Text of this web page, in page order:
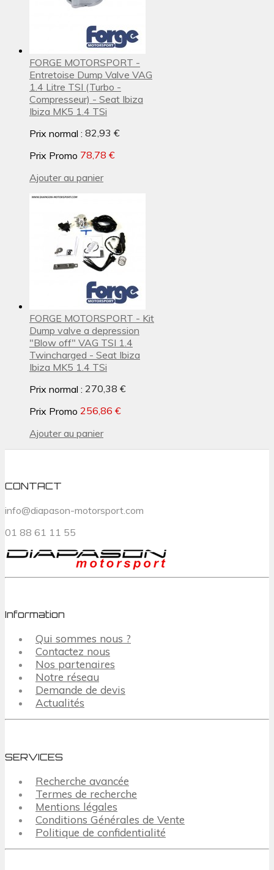
FORGE MOTORSPORT -
Entretoise Dump Valve VAG
1.4 Litre TSI (Turbo -
Compresseur) - Seat Ibiza
Ibiza MK5 1.4 TSi
Prix normal : 82,93 €
Prix Promo 78,78 €
Ajouter au panier
FORGE MOTORSPORT - Kit
Dump valve a depression
"Blow off" VAG TSI 1.4
Twincharged - Seat Ibiza
Ibiza MK5 1.4 TSi
Prix normal : 270,38 €
Prix Promo 256,86 €
Ajouter au panier
CONTACT
info@diapason-motorsport.com
01 88 61 11 55
Information
Qui sommes nous ?
Contactez nous
Nos partenaires
Notre réseau
Demande de devis
Actualités
SERVICES
Recherche avancée
Termes de recherche
Mentions légales
Conditions Générales de Vente
Politique de confidentialité